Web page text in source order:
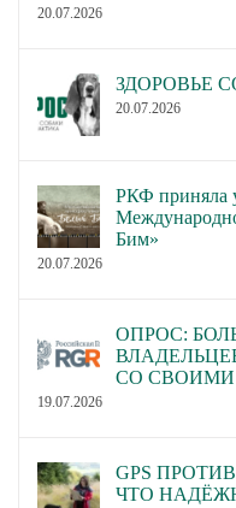
20.07.2026
ЗДОРОВЬЕ
20.07.2026
РКФ приняла
Бим»
20.07.2026
ОПРОС:
СО
19.07.2026
GPS
ЧТО